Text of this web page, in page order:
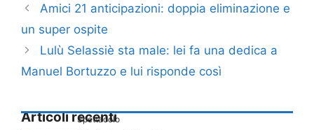
Amici 21 anticipazioni: doppia eliminazione e
un super ospite
Lulù Selassiè sta male: lei fa una dedica a
Manuel Bortuzzo e lui risponde così
Articoli recenti
Spettacolo